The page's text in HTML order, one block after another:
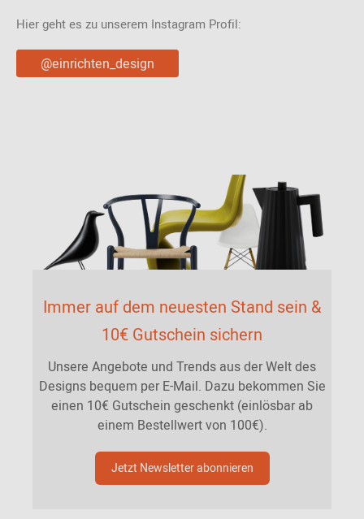
Hier geht es zu unserem Instagram Profil:
@einrichten_design
Immer auf dem neuesten Stand sein &
10€ Gutschein sichern
Unsere Angebote und Trends aus der Welt des
Designs bequem per E-Mail. Dazu bekommen Sie
einen 10€ Gutschein geschenkt (einlösbar ab
einem Bestellwert von 100€).
Jetzt Newsletter abonnieren